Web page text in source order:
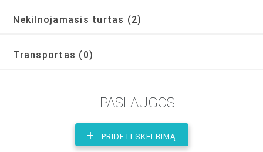
Nekilnojamasis turtas (2)
Transportas (0)
PASLAUGOS
+ PRIDĖTI SKELBIMĄ